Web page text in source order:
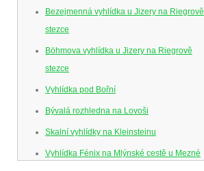
Bezejmenná vyhlídka u Jizery na Riegrově
stezce
Böhmova vyhlídka u Jizery na Riegrově
stezce
Vyhlídka pod Bořní
Bývalá rozhledna na Lovoši
Skalní vyhlídky na Kleinsteinu
Vyhlídka Fénix na Mlýnské cestě u Mezné